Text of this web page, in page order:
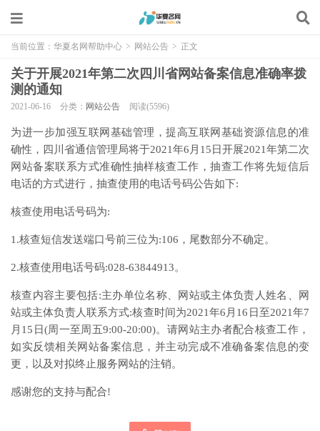
当前位置： 华夏名网帮助中心 > 网站公告 > 正文
关于开展2021年第二次四川省网站备案信息准确率拨
测的通知
2021-06-16 分类： 网站公告 阅读(5596)
为进一步加强互联网基础管理，提高互联网基础资源信息的准
确性，四川省通信管理局将于2021年6月15日开展2021年第二次
网站备案联系方式准确性抽样核查工作，抽查工作将先短信后
电话的方式进行，抽查使用的电话号码公告如下:
核查使用电话号码为:
1.核查短信发送端口号前三位为:106，尾数部分不确定。
2.核查使用电话号码:028-63844913。
核查内容主要包括:主办单位名称、网站或主体负责人姓名、网
站或主体负责人联系方式:核查时间为2021年6月16日至2021年7
月15日(周一至周五9:00-20:00)。请网站主办者配合核查工作，
如实反馈相关网站备案信息，并主动完成不准确备案信息的变
更，以及对拟终止服务网站的注销。
感谢您的支持与配合!